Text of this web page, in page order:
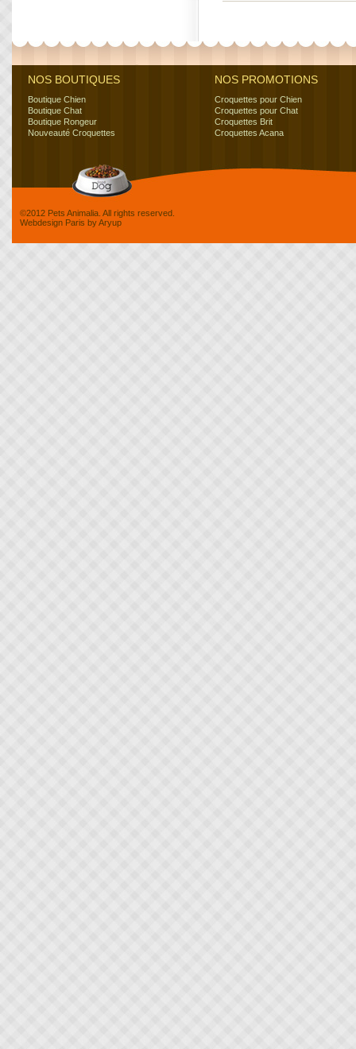
NOS BOUTIQUES
Boutique Chien
Boutique Chat
Boutique Rongeur
Nouveauté Croquettes
NOS PROMOTIONS
Croquettes pour Chien
Croquettes pour Chat
Croquettes Brit
Croquettes Acana
©2012 Pets Animalia. All rights reserved.
Webdesign Paris byAryup